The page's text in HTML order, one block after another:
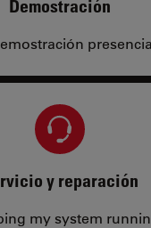
Demostración
y reparación
my system